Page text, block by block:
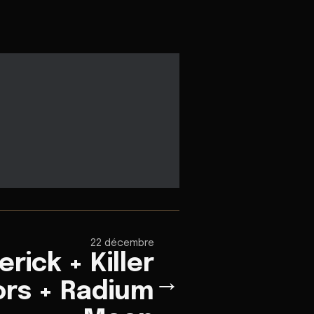
22 décembre
+ Killer
+ Radium →